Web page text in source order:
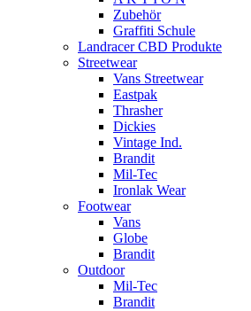
Zubehör
Graffiti Schule
Landracer CBD Produkte
Streetwear
Vans Streetwear
Eastpak
Thrasher
Dickies
Vintage Ind.
Brandit
Mil-Tec
Ironlak Wear
Footwear
Vans
Globe
Brandit
Outdoor
Mil-Tec
Brandit